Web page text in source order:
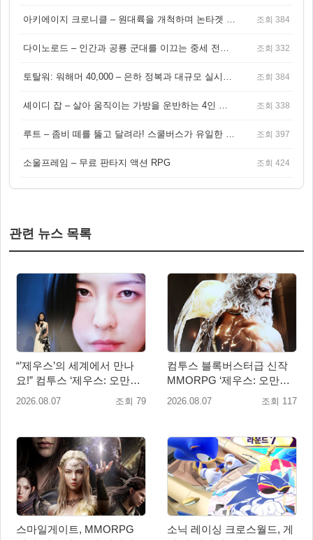
아키에이지 크로니클 – 원대륙을 개척하며 논타겟 전투를 즐기는 오픈월드 MMORPG 조회 384
다이노로드 – 인간과 공룡 군대를 이끄는 중세 전략 액션 RPG 조회 332
토탈워: 워해머 40,000 – 은하 정복과 대규모 실시간 전투가 결합된 전략 게임! 조회 384
셰이디 잡 – 살아 움직이는 가방을 운반하는 4인 협동 물리 어드벤처 게임 조회 338
루트 – 좀비 떼를 뚫고 달려라! 스쿨버스가 유일한 집이 되는 4인 협동 생존 게임 조회 397
소울프레임 – 무료 판타지 액션 RPG 조회 424
관련 뉴스 목록
“’제우스’의 세계에서 만나
요!” 컴투스 ‘제우스: 오만의
신’ 쇼케이스 찾은 배우 박지
2026.08.07 조회 79
컴투스 블록버스터급 신작
MMORPG ‘제우스: 오만의
신’, 8월 26일 출시!
2026.08.07 조회 117
스마일게이트, MMORPG
소닉 레이싱 크로스월드, 게